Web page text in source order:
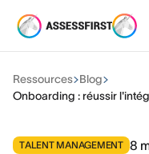
Ressources Blog
Onboarding : réussir
TALENT MANAGEMENT 8